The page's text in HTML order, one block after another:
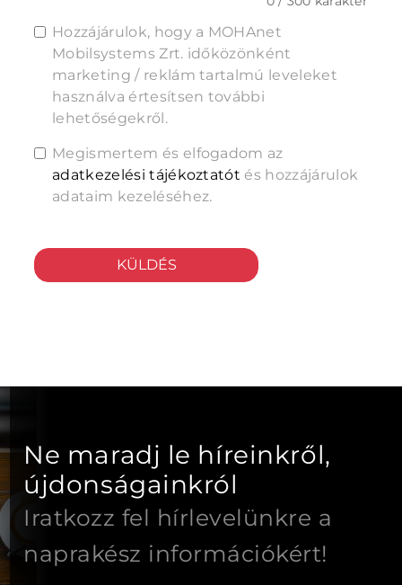
Hozzájárulok, hogy a MOHAnet
Mobilsystems Zrt. időközönként
marketing / reklám tartalmú leveleket
használva értesítsen további
lehetőségekről.
Megismertem és elfogadom az
adatkezelési tájékoztatót és hozzájárulok
adataim kezeléséhez.
KÜLDÉS
Ne maradj le híreinkről,
újdonságainkról
Iratkozz fel hírlevelünkre a
naprakész információkért!